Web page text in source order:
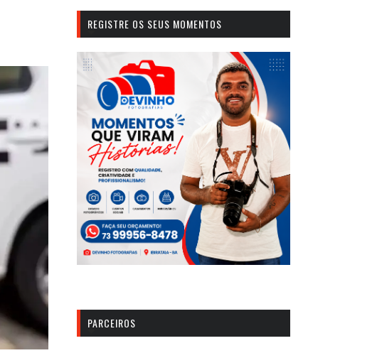
REGISTRE OS SEUS MOMENTOS
PARCEIROS